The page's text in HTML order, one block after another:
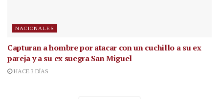
NACIONALES
Capturan a hombre por atacar con un cuchillo a su ex
pareja y a su ex suegra San Miguel
HACE 3 DÍAS